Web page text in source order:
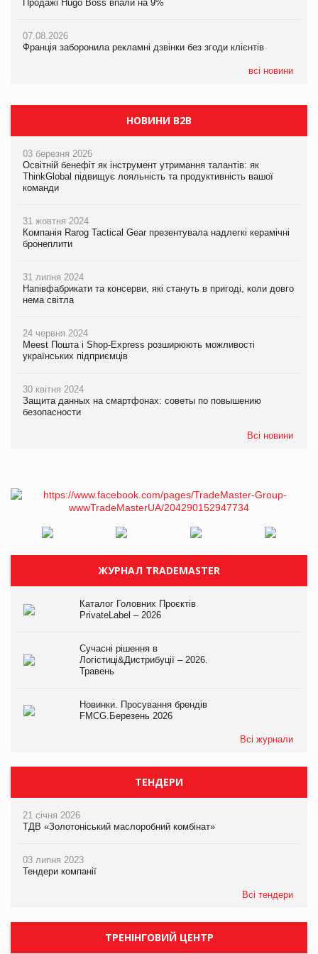
Продажі Hugo Boss впали на 9%
07.08.2026
Франція заборонила рекламні дзвінки без згоди клієнтів
всі новини
Аргентина повертається з продуктами птахівництва на
європейський ринок
Аргентина повертається з продуктами птахівництва на
європейський ринок
НОВИНИ B2B
03 березня 2026
Освітній бенефіт як інструмент утримання талантів: як
ThinkGlobal підвищує лояльність та продуктивність вашої
команди
31 жовтня 2024
Компанія Rarog Tactical Gear презентувала надлегкі керамічні
бронеплити
31 липня 2024
Напівфабрикати та консерви, які стануть в пригоді, коли довго
нема світла
24 червня 2024
Meest Пошта і Shop-Express розширюють можливості
українських підприємців
30 квітня 2024
Защита данных на смартфонах: советы по повышению
безопасности
Всі новини
ЖУРНАЛ TRADEMASTER
Каталог Головних Проєктів
PrivateLabel – 2026
Сучасні рішення в
Логістиці&Дистрибуції – 2026.
Травень
Новинки. Просування брендів
FMCG.Березень 2026
Всі журнали
ТЕНДЕРИ
21 січня 2026
ТДВ «Золотоніський маслоробний комбінат»
03 липня 2023
Тендери компанії
Всі тендери
ТРЕНІНГОВИЙ ЦЕНТР